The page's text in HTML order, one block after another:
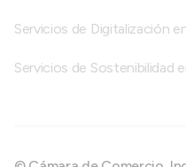
Servicios de Digitalización
Servicios de Sostenibilidad